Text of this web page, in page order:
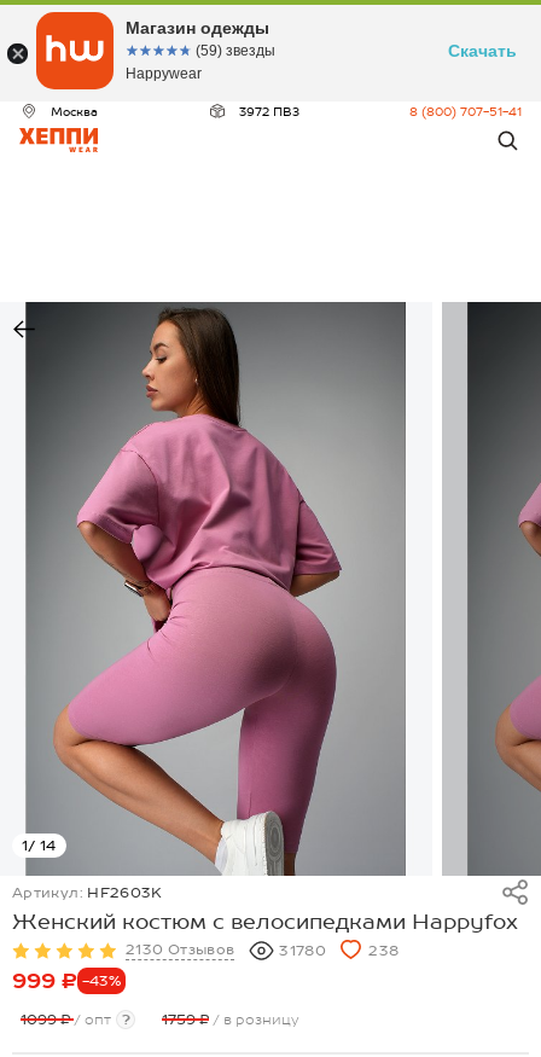
Москва 3972 ПВЗ 8 (800) 707-51-41
1/ 14
Артикул: HF2603K
Женский костюм с велосипедками Happyfox
2130 Отзывов 31780 238
999 ₽ -43%
1099 ₽/ опт ? 1759 ₽ / в розницу
Магазин одежды
☆☆☆☆☆
★★★★★ (59) звезды
Happywear
Скачать